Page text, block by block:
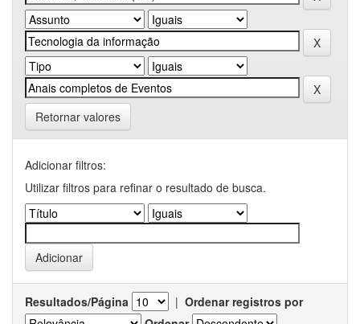
Retornar valores
Adicionar filtros:
Utilizar filtros para refinar o resultado de busca.
Resultados/Página | Ordenar registros por